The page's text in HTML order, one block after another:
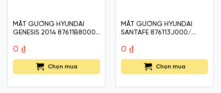
MẶT GƯƠNG HYUNDAI
GENESIS 2014 87611B8000
0 ₫
Chọn mua
MẶT GƯƠNG HYUNDAI
SANTAFE 876113J000/
0 ₫
Chọn mua